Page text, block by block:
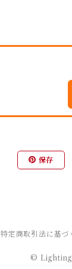
保存
特定商取引法に基づ
© Lighting